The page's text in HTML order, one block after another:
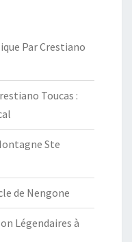
Par Crestiano
Toucas :
Ste
de Nengone
Légendaires à